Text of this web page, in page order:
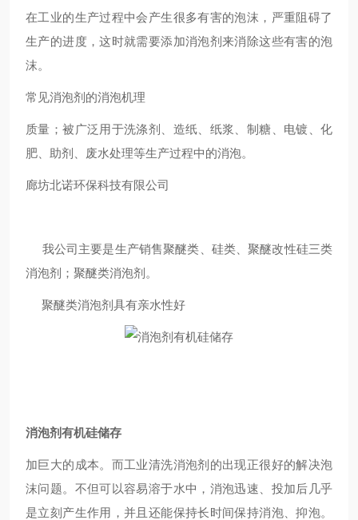
在工业的生产过程中会产生很多有害的泡沫，严重阻碍了
生产的进度，这时就需要添加消泡剂来消除这些有害的泡
沫。
常见消泡剂的消泡机理
质量；被广泛用于洗涤剂、造纸、纸浆、制糖、电镀、化
肥、助剂、废水处理等生产过程中的消泡。
廊坊北诺环保科技有限公司
我公司主要是生产销售聚醚类、硅类、聚醚改性硅三类
消泡剂；聚醚类消泡剂。
聚醚类消泡剂具有亲水性好
消泡剂有机硅储存
加巨大的成本。而工业清洗消泡剂的出现正很好的解决泡
沫问题。不但可以容易溶于水中，消泡迅速、投加后几乎
是立刻产生作用，并且还能保持长时间保持消泡、抑泡。